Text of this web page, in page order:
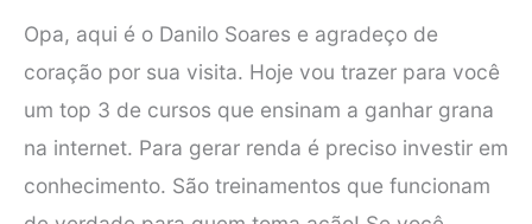
Adolpho
Opa, aqui é o Danilo Soares e agradeço de
coração por sua visita. Hoje vou trazer para você
um top 3 de cursos que ensinam a ganhar grana
na internet. Para gerar renda é preciso investir em
conhecimento. São treinamentos que funcionam